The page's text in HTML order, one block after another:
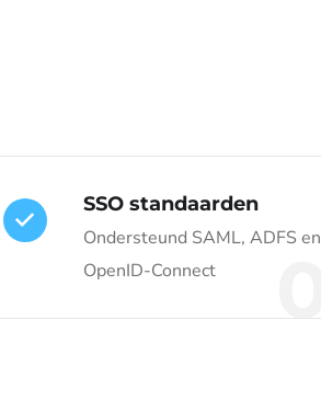
SSO standaarden
Ondersteund SAML, ADFS en
OpenID-Connect